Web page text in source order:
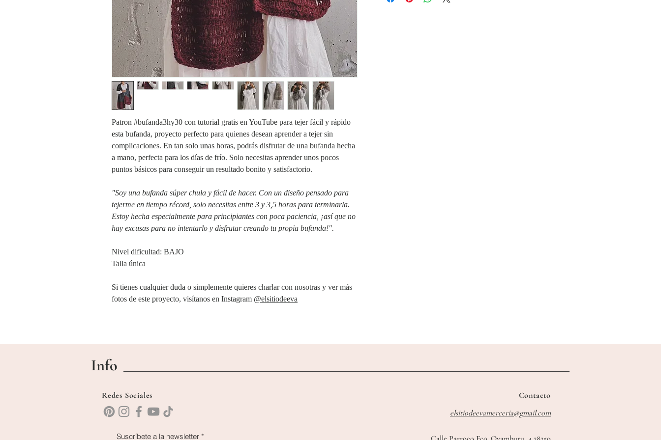
Patron #bufanda3hy30 con tutorial gratis en YouTube para tejer fácil y rápido
esta bufanda, proyecto perfecto para quienes desean aprender a tejer sin
complicaciones. En tan solo unas horas, podrás disfrutar de una bufanda hecha
a mano, perfecta para los días de frío. Solo necesitas aprender unos pocos
puntos básicos para conseguir un resultado bonito y satisfactorio.
"Soy una bufanda súper chula y fácil de hacer. Con un diseño pensado para
tejerme en tiempo récord, solo necesitas entre 3 y 3,5 horas para terminarla.
Estoy hecha especialmente para principiantes con poca paciencia, ¡así que no
hay excusas para no intentarlo y disfrutar creando tu propia bufanda!".
Nivel dificultad: BAJO
Talla única
Si tienes cualquier duda o simplemente quieres charlar con nosotras y ver más
fotos de este proyecto, visítanos en Instagram @elsitiodeeva
Info
Redes Sociales
Suscríbete a la newsletter
Contacto
elsitiodeevamerceria@gmail.com